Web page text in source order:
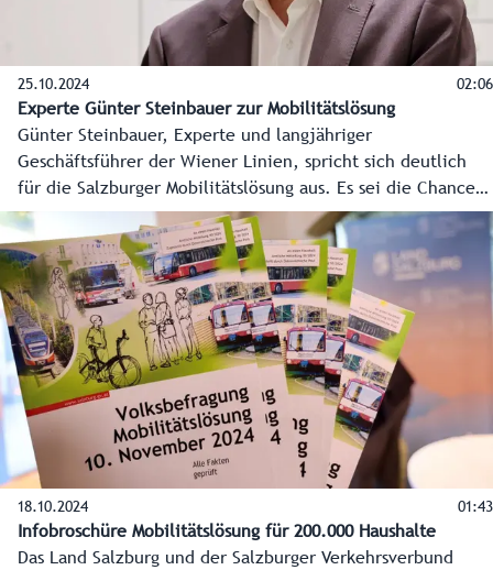
25.10.2024 02:06
Experte Günter Steinbauer zur Mobilitätslösung
Günter Steinbauer, Experte und langjähriger
Geschäftsführer der Wiener Linien, spricht sich deutlich
für die Salzburger Mobilitätslösung aus. Es sei die Chance,
den Menschen Lebensraum zurückzugeben. Die vor allem
in der Stadt Salzburg herrschende Angst vor Bauschäden
bei der unterirdischen Verlängerung der Lokalbahn ist laut
Steinbauer unbegründet.
18.10.2024 01:43
Infobroschüre Mobilitätslösung für 200.000 Haushalte
Das Land Salzburg und der Salzburger Verkehrsverbund